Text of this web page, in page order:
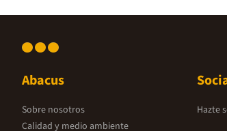
Abacus
Sobre nosotros
Calidad y medio ambiente
Hazte